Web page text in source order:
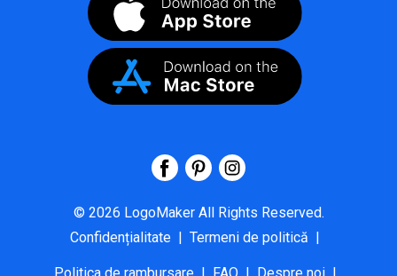
© 2026 LogoMaker All Rights Reserved.
Confidențialitate | Termeni de politică |